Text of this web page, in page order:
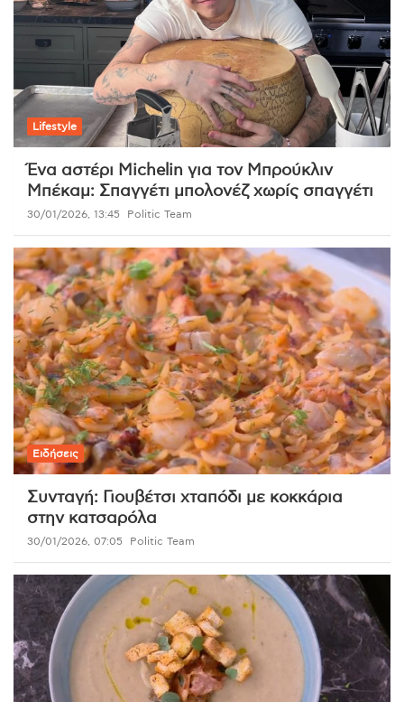
Lifestyle
Ένα αστέρι Michelin για τον Μπρούκλιν
Μπέκαμ: Σπαγγέτι μπολονέζ χωρίς σπαγγέτι
30/01/2026, 13:45 Politic Team
Ειδήσεις
Συνταγή: Γιουβέτσι χταπόδι με κοκκάρια
στην κατσαρόλα
30/01/2026, 07:05 Politic Team